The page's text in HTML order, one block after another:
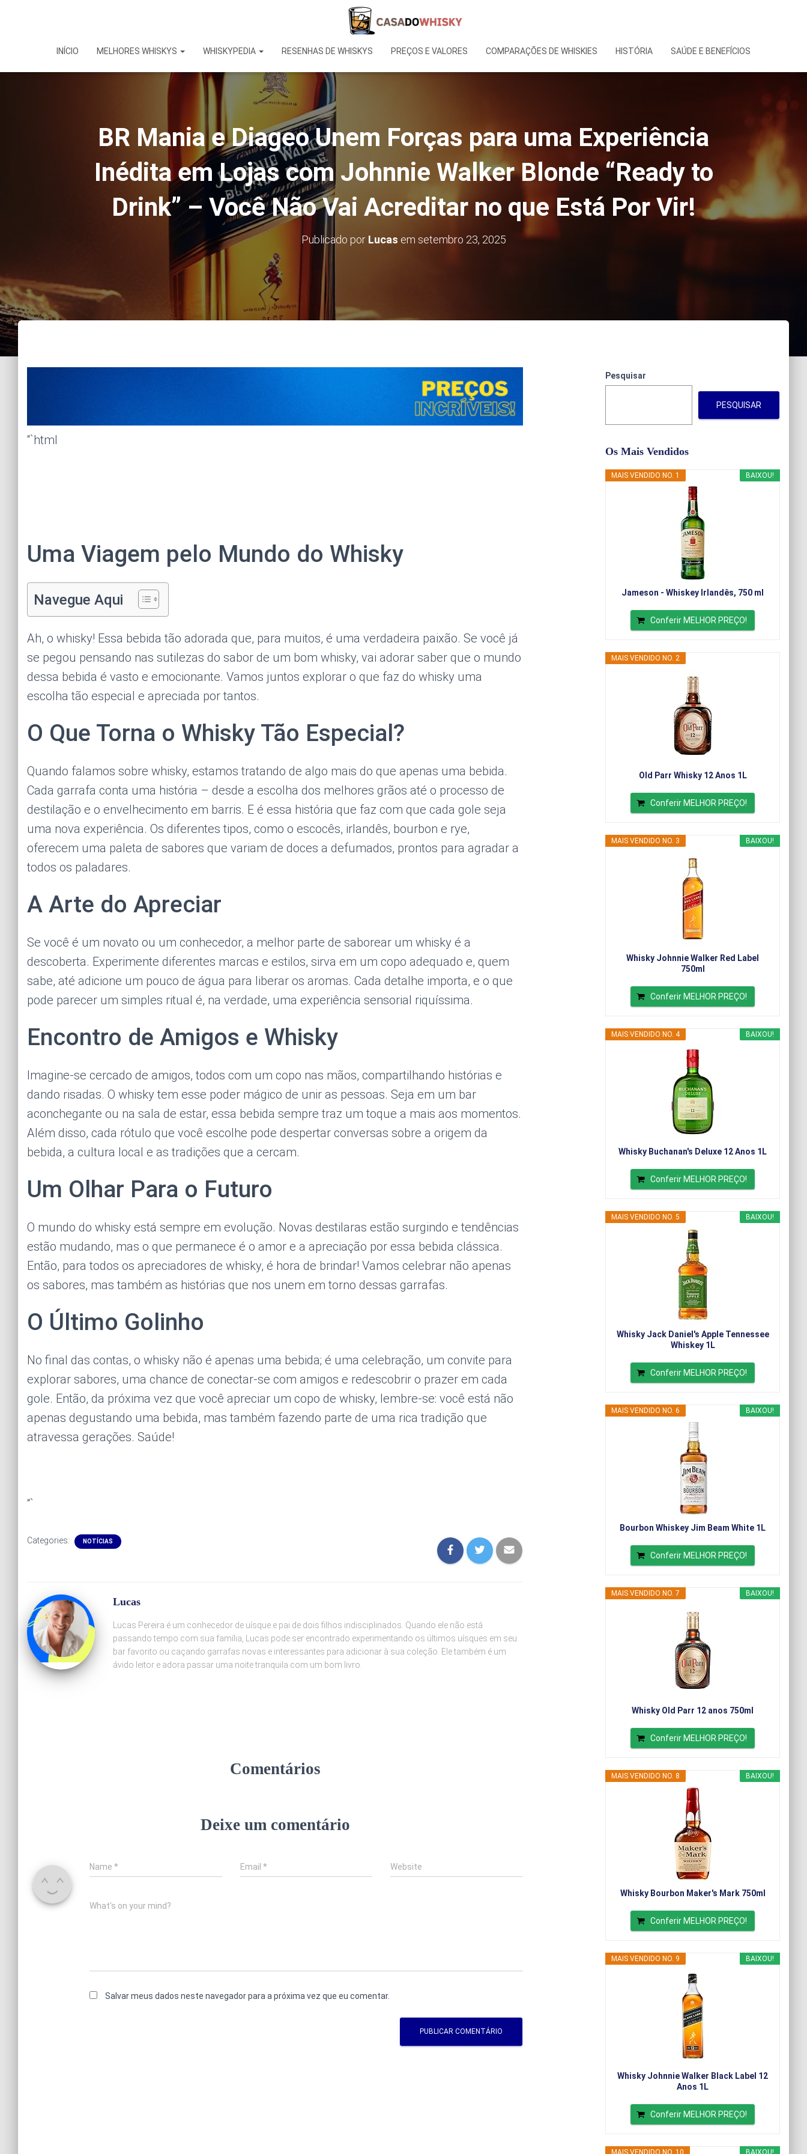
INÍCIO MELHORES WHISKYS WHISKYPEDIA RESENHAS DE WHISKYS PREÇOS E VALORES COMPARAÇÕES DE WHISKIES HISTÓRIA SAÚDE E BENEFÍCIOS
BR Mania e Diageo Unem Forças para uma Experiência
Inédita em Lojas com Johnnie Walker Blonde “Ready to
Drink” – Você Não Vai Acreditar no que Está Por Vir!
Publicado por Lucas em setembro 23, 2025
“`html
Uma Viagem pelo Mundo do Whisky
Navegue Aqui
Ah, o whisky! Essa bebida tão adorada que, para muitos, é uma verdadeira paixão. Se você já
se pegou pensando nas sutilezas do sabor de um bom whisky, vai adorar saber que o mundo
dessa bebida é vasto e emocionante. Vamos juntos explorar o que faz do whisky uma
escolha tão especial e apreciada por tantos.
O Que Torna o Whisky Tão Especial?
Quando falamos sobre whisky, estamos tratando de algo mais do que apenas uma bebida.
Cada garrafa conta uma história – desde a escolha dos melhores grãos até o processo de
destilação e o envelhecimento em barris. E é essa história que faz com que cada gole seja
uma nova experiência. Os diferentes tipos, como o escocês, irlandês, bourbon e rye,
oferecem uma paleta de sabores que variam de doces a defumados, prontos para agradar a
todos os paladares.
A Arte do Apreciar
Se você é um novato ou um conhecedor, a melhor parte de saborear um whisky é a
descoberta. Experimente diferentes marcas e estilos, sirva em um copo adequado e, quem
sabe, até adicione um pouco de água para liberar os aromas. Cada detalhe importa, e o que
pode parecer um simples ritual é, na verdade, uma experiência sensorial riquíssima.
Encontro de Amigos e Whisky
Imagine-se cercado de amigos, todos com um copo nas mãos, compartilhando histórias e
dando risadas. O whisky tem esse poder mágico de unir as pessoas. Seja em um bar
aconchegante ou na sala de estar, essa bebida sempre traz um toque a mais aos momentos.
Além disso, cada rótulo que você escolhe pode despertar conversas sobre a origem da
bebida, a cultura local e as tradições que a cercam.
Um Olhar Para o Futuro
O mundo do whisky está sempre em evolução. Novas destilaras estão surgindo e tendências
estão mudando, mas o que permanece é o amor e a apreciação por essa bebida clássica.
Então, para todos os apreciadores de whisky, é hora de brindar! Vamos celebrar não apenas
os sabores, mas também as histórias que nos unem em torno dessas garrafas.
O Último Golinho
No final das contas, o whisky não é apenas uma bebida; é uma celebração, um convite para
explorar sabores, uma chance de conectar-se com amigos e redescobrir o prazer em cada
gole. Então, da próxima vez que você apreciar um copo de whisky, lembre-se: você está não
apenas degustando uma bebida, mas também fazendo parte de uma rica tradição que
atravessa gerações. Saúde!
“`
Categories: NOTÍCIAS
Lucas
Lucas Pereira é um conhecedor de uísque e pai de dois filhos indisciplinados. Quando ele não está
passando tempo com sua família, Lucas pode ser encontrado experimentando os últimos uísques em seu
bar favorito ou caçando garrafas novas e interessantes para adicionar à sua coleção. Ele também é um
ávido leitor e adora passar uma noite tranquila com um bom livro.
Comentários
Deixe um comentário
Name * Email * Website
What's on your mind?
Salvar meus dados neste navegador para a próxima vez que eu comentar.
Pesquisar
PESQUISAR
Os Mais Vendidos
BAIXOU!
MAIS VENDIDO NO. 1
Jameson - Whiskey Irlandês, 750 ml
Conferir MELHOR PREÇO!
MAIS VENDIDO NO. 2
Old Parr Whisky 12 Anos 1L
Conferir MELHOR PREÇO!
BAIXOU!
MAIS VENDIDO NO. 3
Whisky Johnnie Walker Red Label
750ml
Conferir MELHOR PREÇO!
BAIXOU!
MAIS VENDIDO NO. 4
Whisky Buchanan's Deluxe 12 Anos 1L
Conferir MELHOR PREÇO!
BAIXOU!
MAIS VENDIDO NO. 5
Whisky Jack Daniel's Apple Tennessee
Whiskey 1L
Conferir MELHOR PREÇO!
BAIXOU!
MAIS VENDIDO NO. 6
Bourbon Whiskey Jim Beam White 1L
Conferir MELHOR PREÇO!
BAIXOU!
MAIS VENDIDO NO. 7
Whisky Old Parr 12 anos 750ml
Conferir MELHOR PREÇO!
BAIXOU!
MAIS VENDIDO NO. 8
Whisky Bourbon Maker's Mark 750ml
Conferir MELHOR PREÇO!
BAIXOU!
MAIS VENDIDO NO. 9
Whisky Johnnie Walker Black Label 12
Anos 1L
Conferir MELHOR PREÇO!
BAIXOU!
MAIS VENDIDO NO. 10